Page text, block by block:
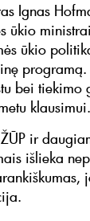
Ignas
ūkio
ūkio
programą.
bei tiekimo
klausimui.
ir
išlieka